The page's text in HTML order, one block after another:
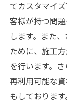
てカスタマイ
客様が持つ問
します。また
ために、施工
を行います。
再利用可能な
もしておりま